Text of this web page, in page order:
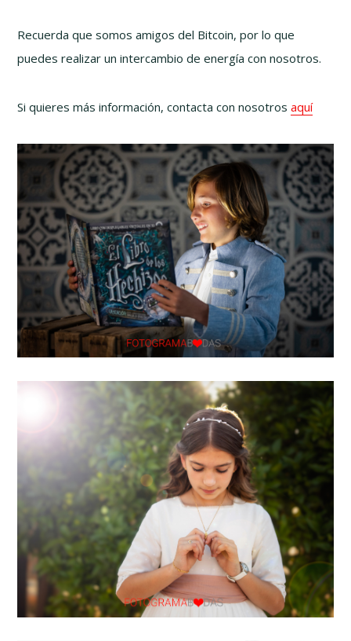
Recuerda que somos amigos del Bitcoin, por lo que
puedes realizar un intercambio de energía con nosotros.
Si quieres más información, contacta con nosotrosaquí